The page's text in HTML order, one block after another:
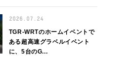
2026.07.24
TGR-WRTのホームイベントで
ある超高速グラベルイベント
に、5台のG...